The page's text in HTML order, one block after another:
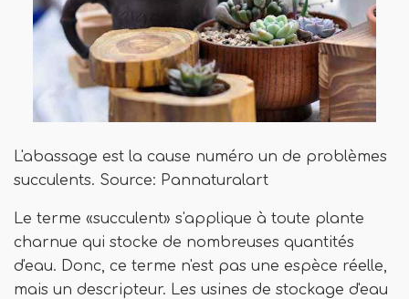
L'abassage est la cause numéro un de problèmes
succulents. Source: Pannaturalart
Le terme «succulent» s'applique à toute plante
charnue qui stocke de nombreuses quantités
d'eau. Donc, ce terme n'est pas une espèce réelle,
mais un descripteur. Les usines de stockage d'eau